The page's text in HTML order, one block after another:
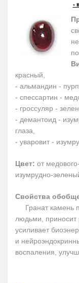
-
красный,
- альмандин -
- спессартин -
- гроссуляр -
- демантоид -
глаза,
- уваровит -
Цвет: от
изумрудно-
Свойства
Гранат камень
людьми, приносит
усиливает
и
воспаления,